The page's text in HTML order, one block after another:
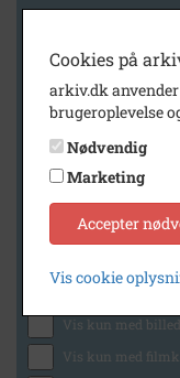
Arkiv
Lokalarkivet
Generelt
Vis kun med
Vis kun med
Cookies på
arkiv.dk
brugeroplevelse
Nødvendig
Marketing
Accepter
Vis cookie